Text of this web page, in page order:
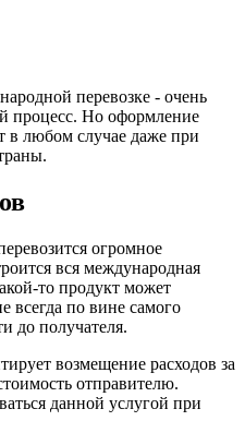
перевозке - очень
процесс. Но оформление
в любом случае даже при
огромное
вся международная
то продукт может
всегда по вине самого
до получателя.
возмещение расходов за
отправителю.
данной услугой при